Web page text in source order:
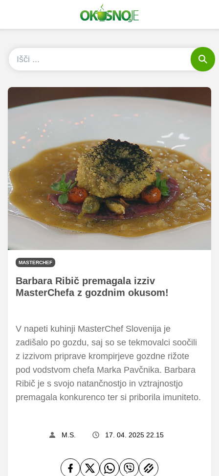
MASTERCHEF
Barbara Ribič premagala izziv
MasterChefa z gozdnim okusom!
V napeti kuhinji MasterChef Slovenija je
zadišalo po gozdu, saj so se tekmovalci soočili
z izzivom priprave krompirjeve gozdne rižote
pod vodstvom chefa Marka Pavčnika. Barbara
Ribič je s svojo natančnostjo in vztrajnostjo
premagala konkurenco ter si priborila imuniteto.
M.S. 17. 04. 2025 22.15